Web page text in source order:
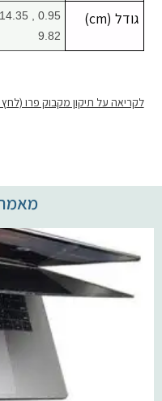
גודל (cm)
9.82
לקריאה על תיקון מקבוק פרו (לחץ